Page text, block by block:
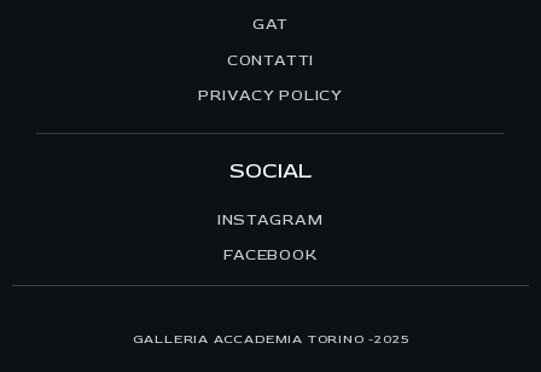
GAT
CONTATTI
PRIVACY POLICY
SOCIAL
INSTAGRAM
FACEBOOK
GALLERIA ACCADEMIA TORINO -2025